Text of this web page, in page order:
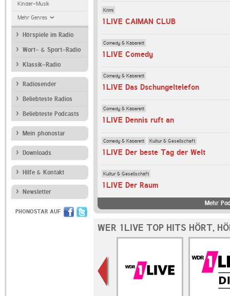
Kinder-Musik
Mehr Genres
Hörspiele im Radio
Wort- & Sport-Radio
Klassik-Radio
Radiosender
Beliebteste Radios
Beliebteste Podcasts
Mein phonostar
Downloads
Hilfe & Kontakt
Newsletter
PHONOSTAR AUF
Krimi
1LIVE CAIMAN CLUB
Comedy & Kabarett
1LIVE Comedy
Comedy & Kabarett
1LIVE Das Dschungeltelefon
Comedy & Kabarett
1LIVE Dennis ruft an
Comedy & Kabarett Kultur & Gesellschaft
1LIVE Der beste Tag der Welt
Kultur & Gesellschaft
1LIVE Der Raum
Mehr
WER 1LIVE TOP HITS HÖRT,